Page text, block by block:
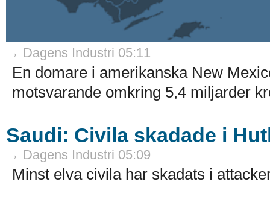
→ Dagens Industri 05:11
En domare i amerikanska New
motsvarande omkring 5,4 miljarder
Saudi: Civila skadade i
→ Dagens Industri 05:09
Minst elva civila har skadats i